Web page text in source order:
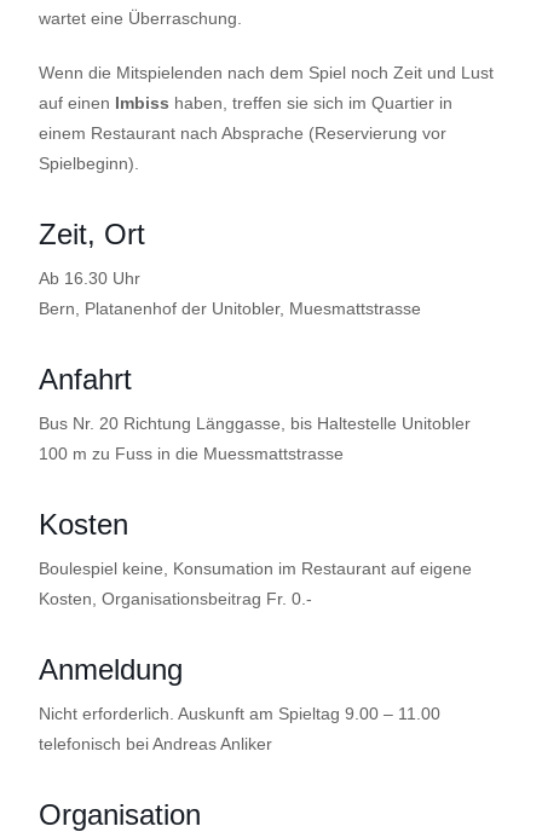
wartet eine Überraschung.
Wenn die Mitspielenden nach dem Spiel noch Zeit und Lust
auf einen Imbiss haben, treffen sie sich im Quartier in
einem Restaurant nach Absprache (Reservierung vor
Spielbeginn).
Zeit, Ort
Ab 16.30 Uhr
Bern, Platanenhof der Unitobler, Muesmattstrasse
Anfahrt
Bus Nr. 20 Richtung Länggasse, bis Haltestelle Unitobler
100 m zu Fuss in die Muessmattstrasse
Kosten
Boulespiel keine, Konsumation im Restaurant auf eigene
Kosten, Organisationsbeitrag Fr. 0.-
Anmeldung
Nicht erforderlich. Auskunft am Spieltag 9.00 – 11.00
telefonisch bei Andreas Anliker
Organisation